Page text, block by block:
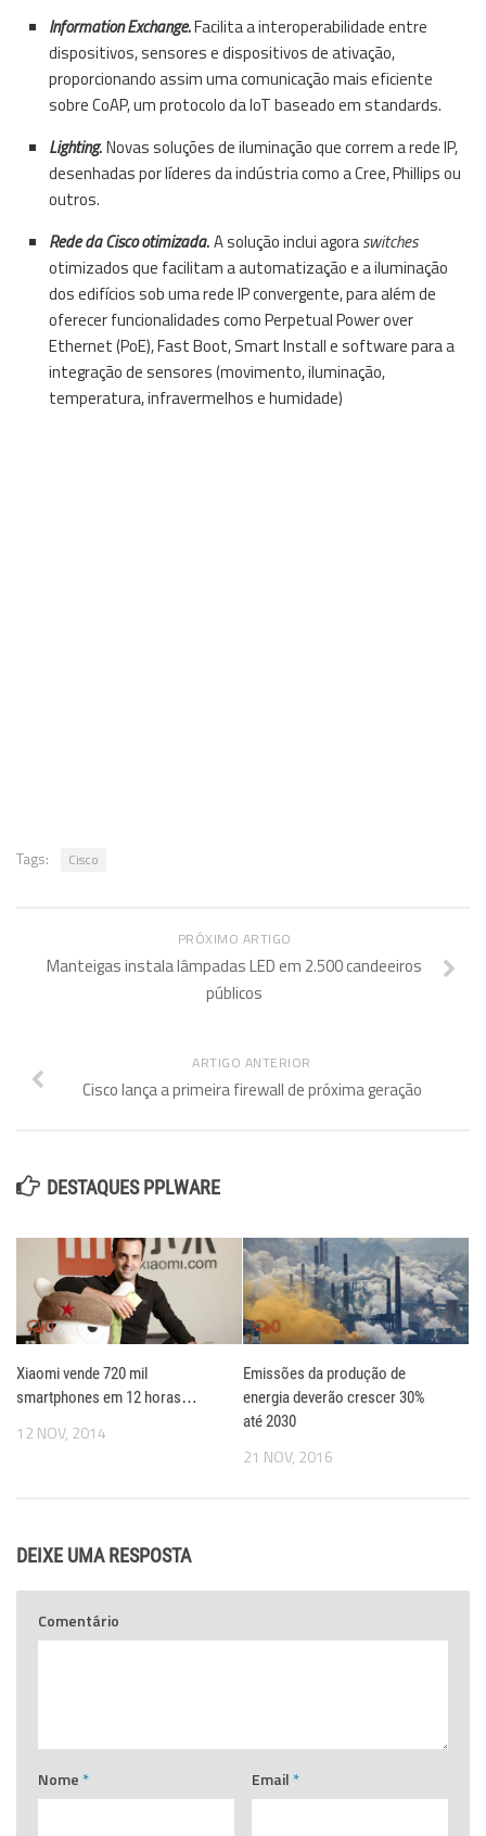
Information Exchange.Facilita a interoperabilidade entre
dispositivos, sensores e dispositivos de ativação,
proporcionando assim uma comunicação mais eficiente
sobre CoAP, um protocolo da IoT baseado em standards.
Lighting.Novas soluções de iluminação que correm a rede IP,
desenhadas por líderes da indústria como a Cree, Phillips ou
outros.
Rede daCiscootimizada.A solução inclui agoraswitches
otimizados que facilitam a automatização e a iluminação
dos edifícios sob uma rede IP convergente, para além de
oferecer funcionalidades como Perpetual Power over
Ethernet (PoE), Fast Boot, Smart Install e software para a
integração de sensores (movimento, iluminação,
temperatura, infravermelhos e humidade)
Tags: Cisco
PRÓXIMO ARTIGO
Manteigas instala lâmpadas LED em 2.500 candeeiros
públicos
ARTIGO ANTERIOR
Cisco lança a primeira firewall de próxima geração
DESTAQUES PPLWARE
0
Xiaomi vende 720 mil
smartphones em 12 horas…
12 NOV, 2014
0
Emissões da produção de
energia deverão crescer 30%
até 2030
21 NOV, 2016
DEIXE UMA RESPOSTA
Comentário
Nome * Email *